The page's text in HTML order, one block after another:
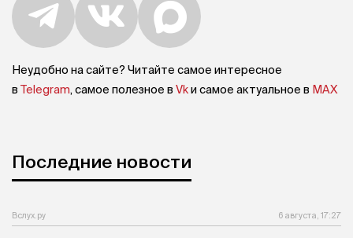
Неудобно на сайте? Читайте самое интересное
в Telegram, самое полезное в Vkи самое актуальное в MAX
Последние новости
Вслух.ру 6 августа, 17:27